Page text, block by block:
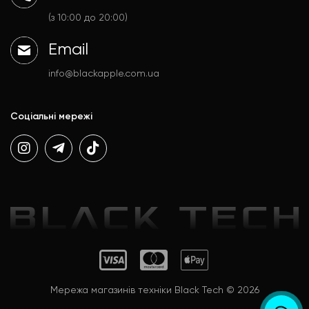
Аксесуари
Політика конфіденційності
(з 10:00 до 20:00)
Email
info@blackapple.com.ua
Соціальні мережі
Мережа магазинів техніки Black Tech © 2026